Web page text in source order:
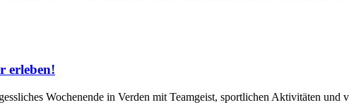
erleben!
Wochenende in Verden mit Teamgeist, sportlichen Aktivitäten